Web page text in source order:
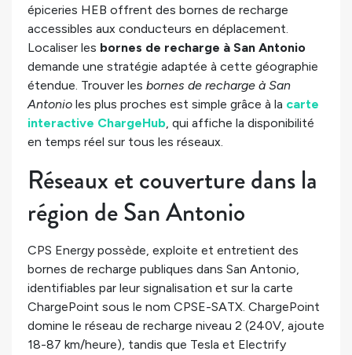
épiceries HEB offrent des bornes de recharge
accessibles aux conducteurs en déplacement.
Localiser les bornes de recharge à San Antonio
demande une stratégie adaptée à cette géographie
étendue. Trouver les bornes de recharge à San
Antonio les plus proches est simple grâce à la carte
interactive ChargeHub, qui affiche la disponibilité
en temps réel sur tous les réseaux.
Réseaux et couverture dans la
région de San Antonio
CPS Energy possède, exploite et entretient des
bornes de recharge publiques dans San Antonio,
identifiables par leur signalisation et sur la carte
ChargePoint sous le nom CPSE-SATX. ChargePoint
domine le réseau de recharge niveau 2 (240V, ajoute
18-87 km/heure), tandis que Tesla et Electrify